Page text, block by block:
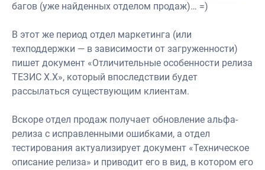
багов (уже найденных отделом продаж)… =)
В этот же период отдел маркетинга (или
техподдержки — в зависимости от загруженности)
пишет документ «Отличительные особенности релиза
ТЕЗИС X.X», который впоследствии будет
рассылаться существующим клиентам.
Вскоре отдел продаж получает обновление альфа-
релиза с исправленными ошибками, а отдел
тестирования актуализирует документ «Техническое
описание релиза» и приводит его в вид, в котором его